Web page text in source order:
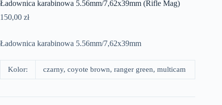
Ładownica karabinowa 5.56mm/7,62x39mm (Rifle Mag)
150,00 zł
Ładownica karabinowa 5.56mm/7,62x39mm
Kolor: czarny, coyote brown, ranger green, multicam